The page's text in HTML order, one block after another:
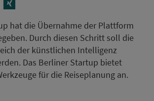
hat die Übernahme der Plattform
Durch diesen Schritt soll die
der künstlichen Intelligenz
Das Berliner Startup bietet
für die Reiseplanung an.